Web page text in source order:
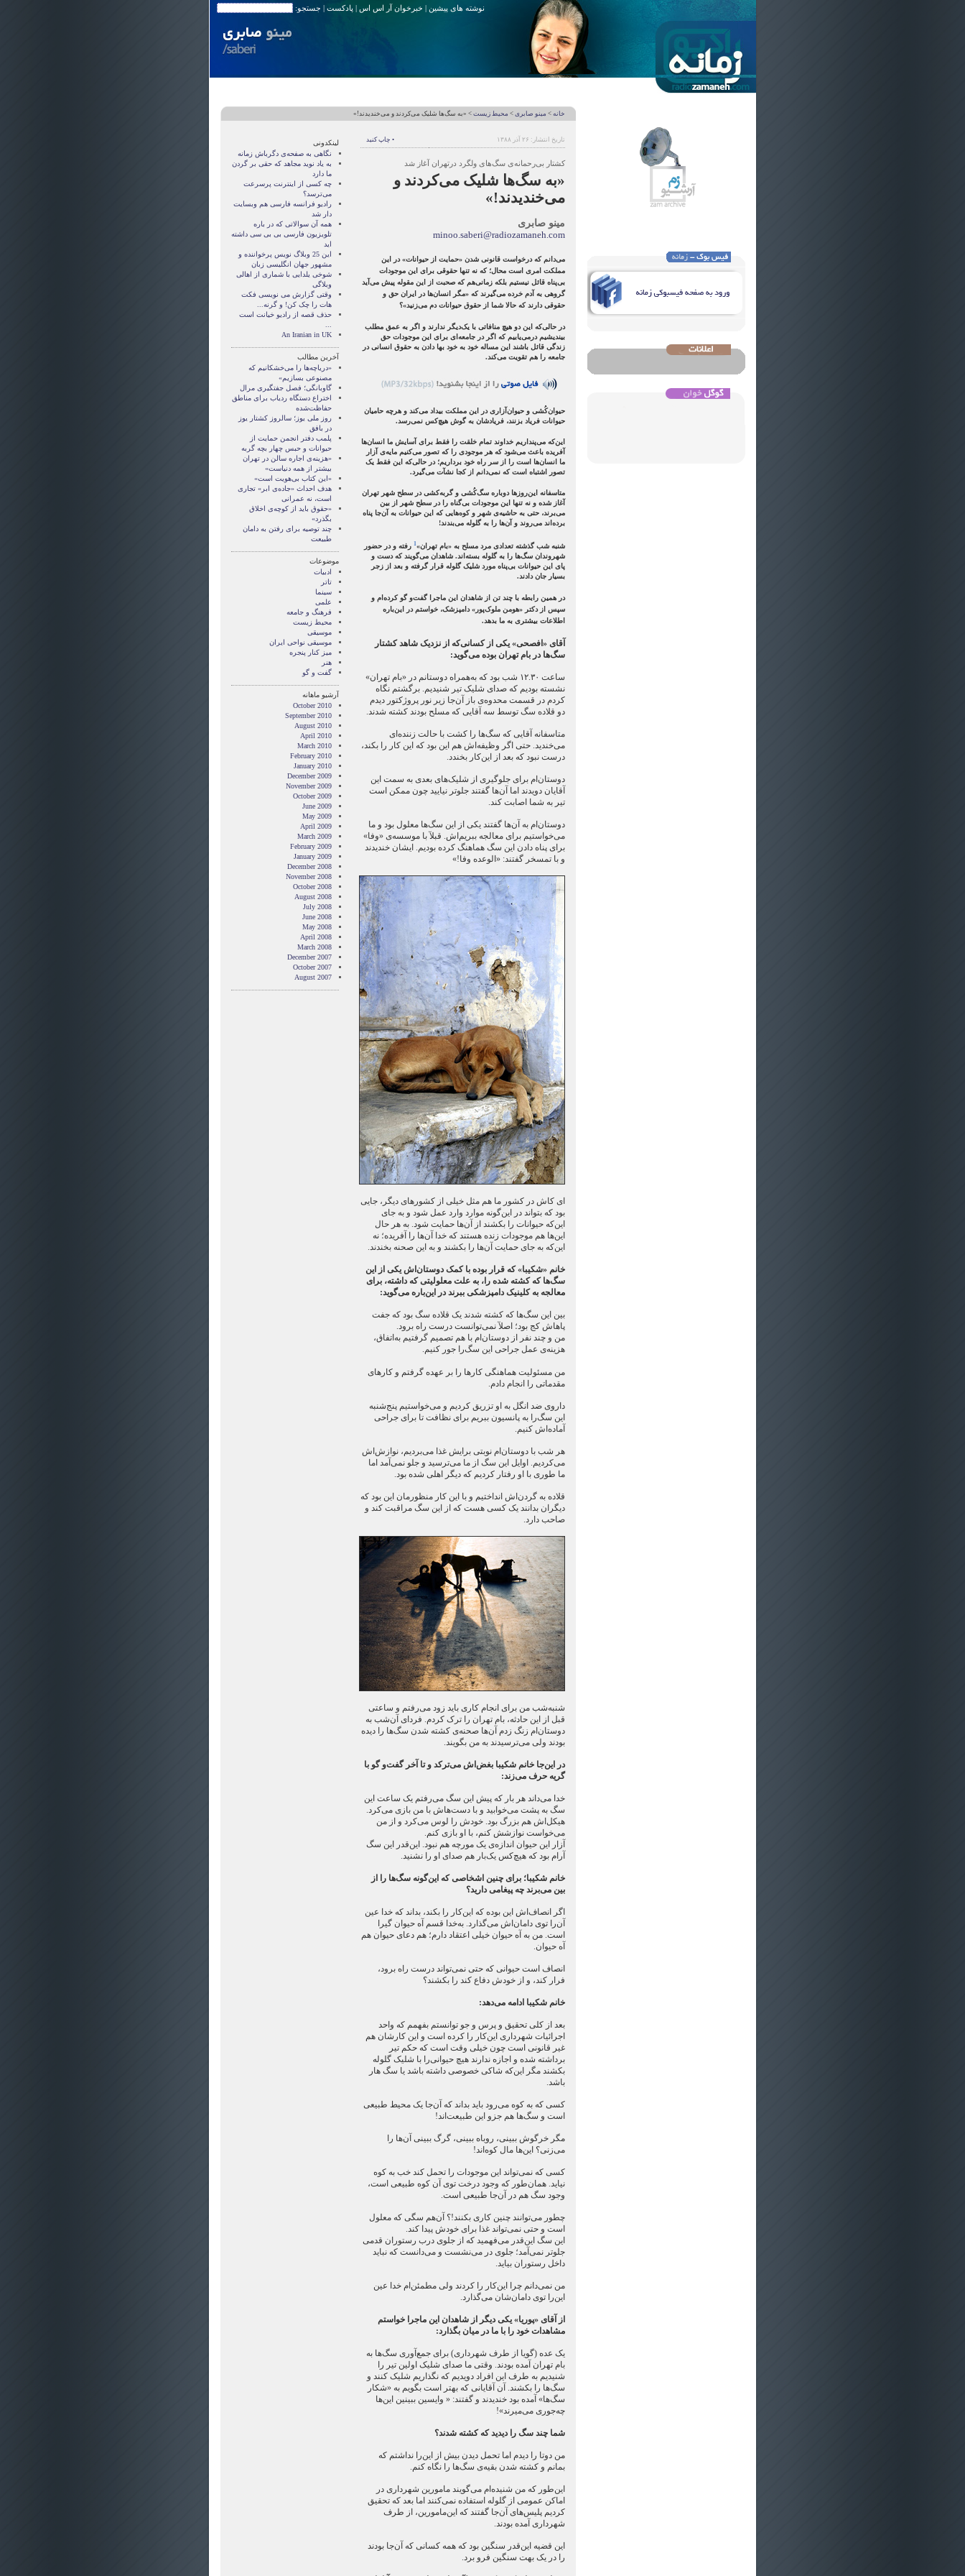
نوشته های پیشین | خبرخوان آر اس اس | پادکست | جستجو:
خانه > مینو صابری > محیط زیست > «به سگ‌ها شلیک می‌کردند و می‌خندیدند!»
تاریخ انتشار: ۲۶ آذر ۱۳۸۸ • چاپ کنید
کشتار بی‌رحمانه‌ی سگ‌های ولگرد درتهران آغاز شد
«به سگ‌ها شلیک می‌کردند و
می‌خندیدند!»
مینو صابری
minoo.saberi@radiozamaneh.com
می‌دانم که درخواست قانونی شدن «حمایت از حیوانات» در این
مملکت امری است محال؛ که نه تنها حقوقی برای این موجودات
بی‌پناه قائل نیستیم بلکه زمانی‌هم که صحبت از این مقوله پیش می‌آید
گروهی به آدم خرده می‌گیرند که «مگر انسان‌ها در ایران حق و
حقوقی دارند که حالا شما از حقوق حیوانات دم می‌زنید»؟
در حالی‌که این دو هیچ منافاتی با یک‌دیگر ندارند و اگر به عمق مطلب
بیندیشیم درمی‌یابیم که اگر در جامعه‌ای برای این موجودات حق
زندگی قائل باشند این مساله خود به خود بها دادن به حقوق انسانی در
جامعه را هم تقویت می‌کند.
حیوان‌کُشی و حیوان‌آزاری در این مملکت بیداد می‌کند و هرچه حامیان
حیوانات فریاد بزنند، فریادشان به گوش هیچ‌کس نمی‌رسد.
این‌که می‌پنداریم خداوند تمام خلقت را فقط برای آسایش ما انسان‌ها
آفریده باعث می‌شود که هر موجودی را که تصور می‌کنیم مایه‌ی آزار
ما انسان‌ها است را از سر راه خود برداریم؛ در حالی‌که این فقط یک
تصور اشتباه است که نمی‌دانم از کجا نشآت می‌گیرد.
متاسفانه این‌روزها دوباره سگ‌کُشی و گربه‌کشی در سطح شهر تهران
آغاز شده و نه تنها این موجودات بی‌گناه را در سطح شهر از بین
می‌برند، حتی به حاشیه‌ی شهر و کوه‌هایی که این حیوانات به آن‌جا پناه
برده‌اند می‌روند و آن‌ها را به گلوله می‌بندند!
شنبه شب گذشته تعدادی مرد مسلح به «بام تهران»1 رفته و در حضور
شهروندان سگ‌ها را به گلوله بسته‌اند. شاهدان می‌گویند که دست و
پای این حیوانات بی‌پناه مورد شلیک گلوله قرار گرفته و بعد از زجر
بسیار جان دادند.
در همین رابطه با چند تن از شاهدان این ماجرا گفت‌و گو کرده‌ام و
سپس از دکتر «هومن ملوک‌پور» دامپزشک، خواستم در این‌باره
اطلاعات بیشتری به ما بدهد.
آقای «افصحی» یکی از کسانی‌که از نزدیک شاهد کشتار
سگ‌ها در بام تهران بوده می‌گوید:
ساعت ۱۲.۳۰ شب بود که به‌همراه دوستانم در «بام تهران»
نشسته بودیم که صدای شلیک تیر شنیدیم. برگشتم نگاه
کردم در قسمت محدوه‌ی باز آن‌جا زیر نور پروژکتور دیدم
دو قلاده سگ توسط سه آقایی که مسلح بودند کشته شدند.
متاسفانه آقایی که سگ‌ها را کشت با حالت زننده‌ای
می‌خندید. حتی اگر وظیفه‌اش هم این بود که این کار را بکند،
درست نبود که بعد از این‌کار بخندد.
دوستان‌ام برای جلوگیری از شلیک‌های بعدی به سمت این
آقایان دویدند اما آن‌ها گفتند جلوتر نیایید چون ممکن است
تیر به شما اصابت کند.
دوستان‌ام به آن‌ها گفتند یکی از این سگ‌ها معلول بود و ما
می‌خواستیم برای معالجه ببریم‌اش. قبلآ با موسسه‌ی «وفا»
برای پناه دادن این سگ هماهنگ کرده بودیم. ایشان خندیدند
و با تمسخر گفتند: «الوعده وفا!»
ای کاش در کشور ما هم مثل خیلی از کشورهای دیگر، جایی
بود که بتواند در این‌گونه موارد وارد عمل شود و به جای
این‌که حیوانات را بکشند از آن‌ها حمایت شود. به هر حال
این‌ها هم موجودات زنده هستند که خدا آن‌ها را آفریده‌؛ نه
این‌که به جای حمایت آن‌ها را بکشند و به این صحنه بخندند.
خانم «شکیبا» که قرار بوده با کمک دوستان‌اش یکی از این
سگ‌ها که کشته شده را، به علت معلولیتی که داشته، برای
معالجه به کلینیک دامپزشکی ببرند در این‌باره می‌گوید:
بین این سگ‌ها که کشته شدند یک قلاده سگ بود که جفت
پاهاش کج بود؛ اصلآ نمی‌توانست درست راه برود.
من و چند نفر از دوستان‌ام با هم تصمیم گرفتیم به‌اتفاق،
هزینه‌ی عمل جراحی این سگ‌را جور کنیم.
من مسئولیت هماهنگی کارها را بر عهده گرفتم و کارهای
مقدماتی را انجام دادم.
داروی ضد انگل به او تزریق کردیم و می‌خواستیم پنج‌شنبه
این سگ‌را به پانسیون ببریم برای نظافت تا برای جراحی
آماده‌اش کنیم.
هر شب با دوستان‌ام نوبتی برایش غذا می‌بردیم، نوازش‌اش
می‌کردیم. اوایل این سگ از ما می‌ترسید و جلو نمی‌آمد اما
ما طوری با او رفتار کردیم که دیگر اهلی شده بود.
قلاده به گردن‌اش انداختیم و با این کار منظورمان این بود که
دیگران بدانند یک کسی هست که از این سگ مراقبت ‌کند و
صاحب دارد.
شنبه‌شب من برای انجام کاری باید زود می‌رفتم و ساعتی
قبل از این حادثه، بام تهران را ترک کردم. فردای آن‌شب به
دوستان‌ام زنگ زدم آن‌ها صحنه‌ی کشته شدن سگ‌ها ‌را دیده
بودند ولی می‌ترسیدند به من بگویند.
در این‌جا خانم شکیبا بغض‌اش می‌ترکد و تا آخر گفت‌و گو با
گریه حرف می‌زند:
خدا می‌داند هر بار که پیش این سگ می‌رفتم یک ساعت این
سگ به پشت می‌خوابید و با دست‌هاش با من بازی می‌کرد.
هیکل‌اش هم بزرگ بود. خودش را لوس می‌کرد و از من
می‌خواست نوازشش کنم، با او بازی کنم.
آزار این حیوان اندازه‌ی یک مورچه هم نبود. این‌قدر این سگ
آرام بود که هیچ‌کس یک‌بار هم صدای او را نشنید.
خانم شکیبا؛ برای چنین اشخاصی که این‌گونه سگ‌ها را از
بین می‌برند چه پیغامی دارید؟
اگر انصاف‌اش این بوده که این‌کار را بکند، بداند که خدا عین
آن‌را توی دامان‌اش می‌گذارد. به‌خدا قسم آه حیوان گیرا
است. من به آه حیوان خیلی اعتقاد دارم؛ هم دعای حیوان هم
آه حیوان.
انصاف است حیوانی که حتی نمی‌تواند درست راه برود،
فرار کند، و از خودش دفاع کند را بکشند؟
خانم شکیبا ادامه می‌دهد:
بعد از کلی تحقیق و پرس و جو توانستم بفهمم که واحد
اجرائیات شهرداری این‌کار را کرده است و این کارشان هم
غیر قانونی است چون خیلی وقت است که حکم تیر
برداشته شده و اجازه ندارند هیچ حیوانی‌را با شلیک گلوله
بکشند مگر این‌که شاکی خصوصی داشته باشد یا سگ هار
باشد.
کسی که به کوه می‌رود باید بداند که آن‌جا یک محیط طبیعی
است و سگ‌ها هم جزو این طبیعت‌اند!
مگر خرگوش ببینی، روباه ببینی، گرگ ببینی آن‌ها را
می‌زنی؟ این‌ها مال کوه‌اند!
کسی که نمی‌تواند این موجودات را تحمل کند خب به کوه
نیاید. همان‌طور که وجود درخت توی آن کوه طبیعی است،
وجود سگ هم در آن‌جا طبیعی است.
چطور می‌توانند چنین کاری بکنند!؟ آن‌هم سگی که معلول
است و حتی نمی‌تواند غذا برای خودش پیدا کند.
این سگ این‌قدر می‌فهمید که از جلوی درب رستوران قدمی
جلوتر نمی‌آمد؛ جلوی در می‌نشست و می‌دانست که نباید
داخل رستوران بیاید.
من نمی‌دانم چرا این‌کار را کردند ولی مطمئن‌ام خدا عین
این‌را توی دامان‌شان می‌گذارد.
از آقای «پوریا» یکی دیگر از شاهدان این ماجرا خواستم
مشاهدات خود را با ما در میان بگذارد:
یک عده (گویا از طرف شهرداری) برای جمع‌آوری سگ‌ها به
بام تهران آمده بودند. وقتی ما صدای شلیک اولین تیر را
شنیدیم به طرف این افراد دویدیم که نگذاریم شلیک کنند و
سگ‌ها را بکشند. آن آقایانی که بهتر است بگویم به «شکار
سگ‌ها» آمده بود خندیدند و گفتند: « وایسین ببینین این‌ها
چه‌جوری می‌میرند»!
شما چند سگ را دیدید که کشته شدند؟
من دوتا را دیدم اما تحمل دیدن بیش از این‌را نداشتم که
بمانم و کشته شدن بقیه‌ی سگ‌ها را نگاه کنم.
این‌طور که من شنیده‌ام می‌گویند مامورین شهرداری در
اماکن عمومی از گلوله استفاده نمی‌کنند اما بعد که تحقیق
کردیم پلیس‌های آن‌جا گفتند که این‌مامورین، از طرف
شهرداری آمده بودند.
این قضیه این‌قدر سنگین بود که همه کسانی‌ که آن‌جا بودند
را در یک بهت سنگین فرو برد.
لینکدونی
نگاهی به صفحه‌ی دگرباش زمانه
به یاد نوید مجاهد که حقی بر گردن
ما دارد
چه کسی از اینترنت پرسرعت
می‌ترسد؟
رادیو فرانسه فارسی هم وبسایت
دار شد
همه آن سوالاتی که در باره
تلویزیون فارسی بی بی سی داشته
اید
این 25 وبلاگ نویس پرخواننده و
مشهور جهان انگلیسی زبان
شوخی یلدایی با شماری از اهالی
وبلاگی
وقتی گزارش می نویسی فکت
هات را چک کن! و گرنه...
حذف قصه از راديو خيانت است
An Iranian in UK
آخرین مطالب
«دریاچه‌ها را می‌خشکانیم که
مصنوعی بسازیم»
گاوبانگی؛ فصل جفتگیری مرال
اختراع دستگاه ردیاب برای مناطق
حفاظت‌شده
روز ملی یوز؛ سالروز کشتار یوز
در بافق
پلمب دفتر انجمن حمایت از
حیوانات و حبس چهار بچه گربه
«هزینه‌ی اجاره سالن در تهران
بیشتر از همه دنیاست‬»
«این کتاب بی‌هویت است»
هدف احداث «جاده‌ی ابر» تجاری
است، نه عمرانی
«حقوق باید از کوچه‌ی اخلاق
بگذرد»
چند توصیه برای رفتن به دامان
طبیعت
موضوعات
ادبیات
تاتر
سینما
علمی
فرهنگ و جامعه
محیط زیست
موسیقی
موسیقی نواحی ایران
میز کنار پنجره
هنر
گفت و گو
آرشیو ماهانه
October 2010
September 2010
August 2010
April 2010
March 2010
February 2010
January 2010
December 2009
November 2009
October 2009
June 2009
May 2009
April 2009
March 2009
February 2009
January 2009
December 2008
November 2008
October 2008
August 2008
July 2008
June 2008
May 2008
April 2008
March 2008
December 2007
October 2007
August 2007